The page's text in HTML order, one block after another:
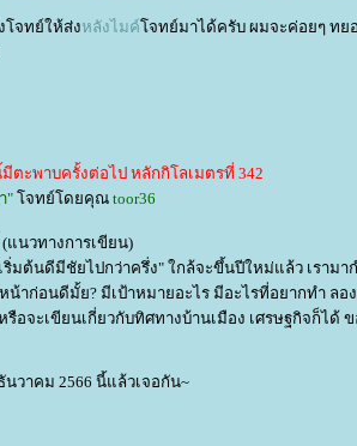
จทย์ให้ส่งหลังไมค์จทย์มาได้ครับ ผมจะค่อยๆ ทย
ะพาบครั้งต่อไป หลักกิโลเมตรที่ 342
" จทย์โดยคุณ toor36
แนวทางการเขียน)
ริ่มต้นดีมีชัยไปกว่าครึ่ง" ใกล้จะขึ้นปีใหม่แล้ว เราม
น้าก่อนดีมั้ย? มีเป้าหมายอะไร มีอะไรที่อยากทำ ลอ
อจะเขียนเกี่ยวกับทิศทางบ้านเมือง เศรษฐกิจก็ได้
นวาคม 2566 นี้แล้วเจอกัน~